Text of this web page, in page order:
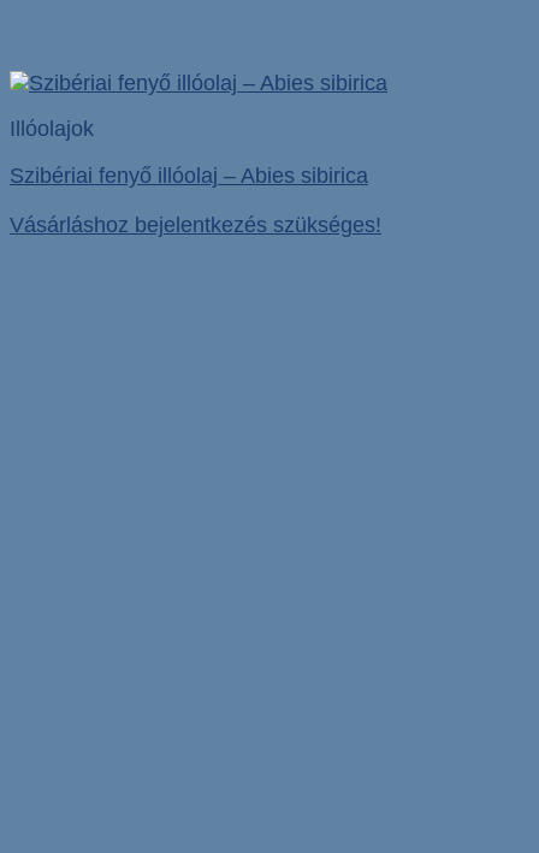
Illóolajok
Szibériai fenyő illóolaj – Abies sibirica
Vásárláshoz bejelentkezés szükséges!